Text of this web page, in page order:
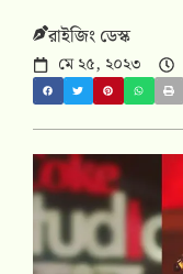
রাইজিং ডেস্ক
মে ২৫, ২০২৩